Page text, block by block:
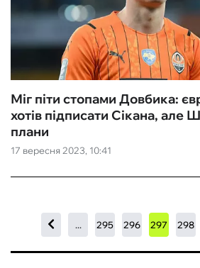
17 вересня 2023, 10:41
Міг піти стопами Довбика:
хотів підписати Сікана, але
плани
... 295 296 297 298